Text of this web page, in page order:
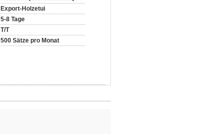
Export-Holzetui
5-8 Tage
T/T
500 Sätze pro Monat